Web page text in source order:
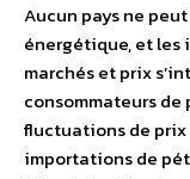
Aucun pays ne
énergétique, et
marchés et prix
consommateurs
fluctuations de
importations de